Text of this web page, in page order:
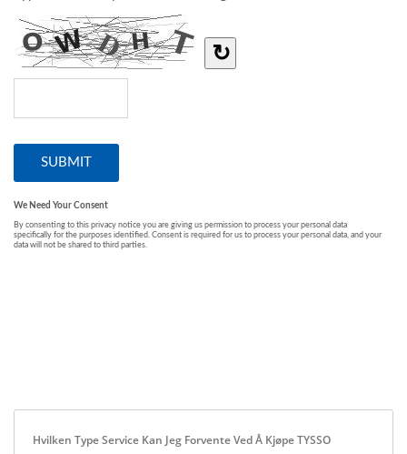
Hvilken Type Service Kan Jeg Forvente Ved Å Kjøpe TYSSO